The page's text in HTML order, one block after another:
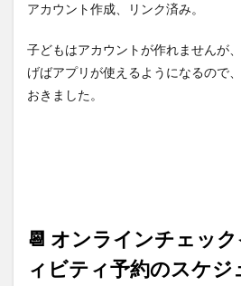
アカウント作成、リンク済み。
子どもはアカウントが作れませんが
げばアプリが使えるようになるので
おきました。
📆 オンラインチェッ
ィビティ予約のスケジ